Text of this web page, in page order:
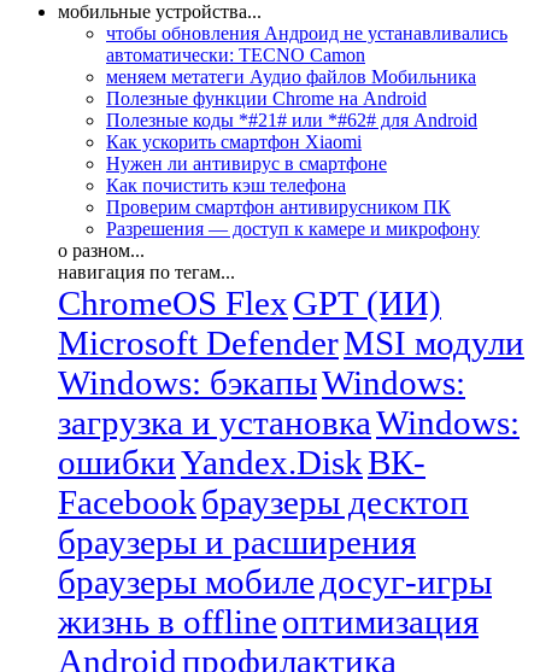
мобильные устройства...
чтобы обновления Андроид не устанавливались
автоматически: TECNO Camon
меняем метатеги Аудио файлов Мобильника
Полезные функции Chrome на Android
Полезные коды *#21# или *#62# для Android
Как ускорить смартфон Xiaomi
Нужен ли антивирус в смартфоне
Как почистить кэш телефона
Проверим смартфон антивирусником ПК
Разрешения — доступ к камере и микрофону
о разном...
навигация по тегам...
ChromeOS FlexGPT (ИИ)
Microsoft DefenderMSI модули
Windows: бэкапыWindows:
загрузка и установкаWindows:
ошибкиYandex.DiskВК-
Facebookбраузеры десктоп
браузеры и расширения
браузеры мобиле досуг-игры
жизнь в offlineоптимизация
Androidпрофилактика